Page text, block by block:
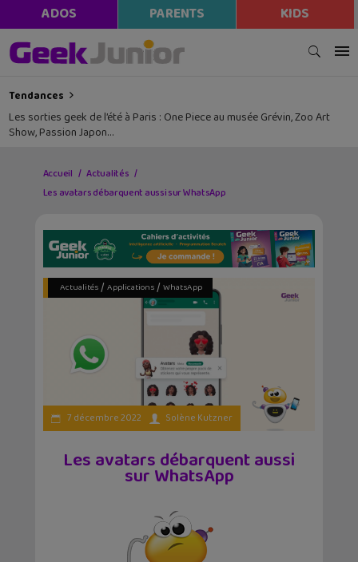
ADOS PARENTS KIDS
Tendances
Les sorties geek de l’été à Paris : One Piece au musée Grévin, Zoo Art
Show, Passion Japon…
Accueil
Actualités
Les avatars débarquent aussi sur WhatsApp
Actualités/ Applications/ WhatsApp
7 décembre 2022 Solène Kutzner
Les avatars débarquent aussi
sur WhatsApp